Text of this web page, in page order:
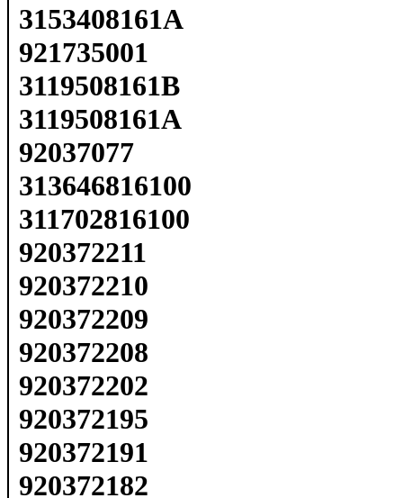
3153408161A
921735001
3119508161B
3119508161A
92037077
313646816100
311702816100
920372211
920372210
920372209
920372208
920372202
920372195
920372191
920372182